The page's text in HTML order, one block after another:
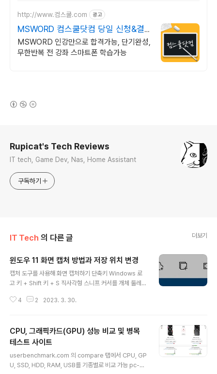
http://www.컴스쿨.com 광고
MSWORD 컴스쿨닷컴 당일 신청&결
제시 기프티콘!
MSWORD 인강만으로 합격가능, 단기완성,
무한반복 전 강좌 스마트폰 학습가능
Rupicat's Tech Reviews
IT tech, Game Dev, Nas, Home Assistant
구독하기
IT Tech 의 다른 글 더보기
윈도우 11 화면 캡처 방법과 저장 위치 변경
캡처 도구를 사용해 화면 캡처하기 단축키 Windows 로
고 키 + Shift 키 + S 직사각형 스니프 커서를 개체 둘레에
자유 형식의 모양을 그립니다. 창 스니프 대화 상자 등과 같
수 있고 캡처 이미지 위에 간단한 그리기도 가능하다. (도형
을 그리려면 그림판을 열어야 하는 게 아쉬움. ... 선택 후 다
른 프로그램으로 열기 선택) 윈도우 10의 경우 캡처 이미지
가 임시로 저장되어 있는 캡처본을 따로 저장해야 했지만,
윈도우 11에서는 사진 - 스크린샷 폴더에 자동 저장된다.
4 2 2023. 3. 30.
CPU, 그래픽카드(GPU) 성능 비교 및 병목
테스트 사이트
userbenchmark.com 의 compare 탭에서 CPU, GP
U, SSD, HDD, RAM, USB를 기종별로 비교 가능 pc-bu